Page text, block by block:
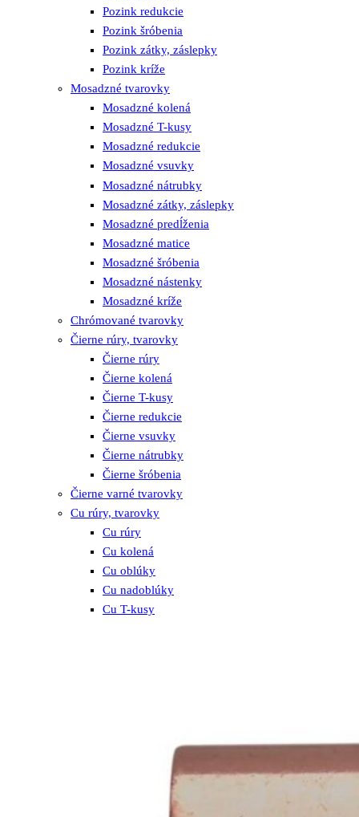
Pozink redukcie
Pozink šróbenia
Pozink zátky, záslepky
Pozink kríže
Mosadzné tvarovky
Mosadzné kolená
Mosadzné T-kusy
Mosadzné redukcie
Mosadzné vsuvky
Mosadzné nátrubky
Mosadzné zátky, záslepky
Mosadzné predĺženia
Mosadzné matice
Mosadzné šróbenia
Mosadzné nástenky
Mosadzné kríže
Chrómované tvarovky
Čierne rúry, tvarovky
Čierne rúry
Čierne kolená
Čierne T-kusy
Čierne redukcie
Čierne vsuvky
Čierne nátrubky
Čierne šróbenia
Čierne varné tvarovky
Cu rúry, tvarovky
Cu rúry
Cu kolená
Cu oblúky
Cu nadoblúky
Cu T-kusy